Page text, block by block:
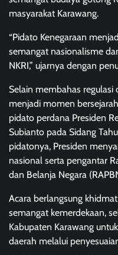
masyarakat Karawang.
“Pidato Kenegaraan
semangat nasionalisme
NKRI,” ujarnya dengan
Selain membahas regulasi
menjadi momen
pidato perdana Presiden
Subianto pada Sidang
pidatonya, Presiden
nasional serta pengantar
dan Belanja Negara
Acara berlangsung
semangat kemerdekaan,
Kabupaten Karawang
daerah melalui